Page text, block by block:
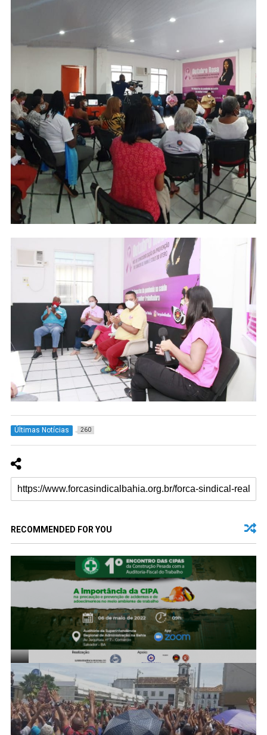
Últimas Notícias 260
RECOMMENDED FOR YOU